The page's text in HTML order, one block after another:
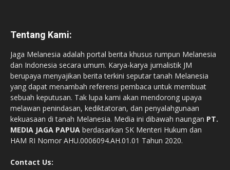
Tentang Kami:
Jaga Melanesia adalah portal berita khusus rumpun Melanesia
dan Indonesia secara umum. Karya-karya jurnalistik JM
berupaya menyajikan berita terkini seputar tanah Melanesia
yang dapat menambah referensi pembaca untuk membuat
sebuah keputusan. Tak lupa kami akan mendorong upaya
melawan penindasan, kediktatoran, dan penyalahgunaan
kekuasaan di tanah Melanesia. Media ini dibawah naungan PT.
MEDIA JAGA PAPUA berdasarkan SK Menteri Hukum dan
HAM RI Nomor AHU.0006094.AH.01.01 Tahun 2020.
Contact Us: